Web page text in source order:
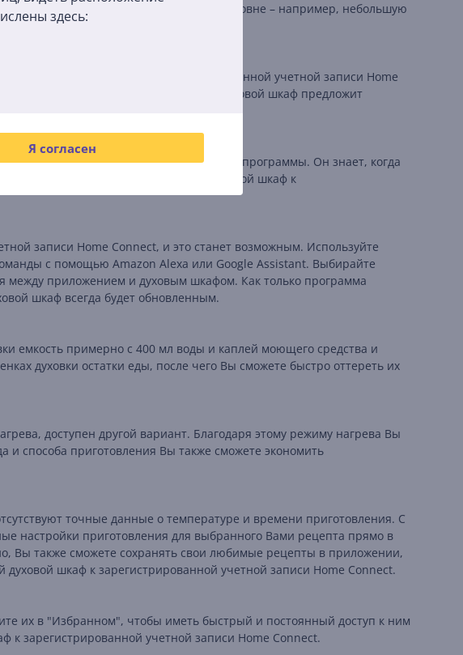
здесь:
Я согласен
Если Вы готовите на одном уровне – например, небольшую
свой духовой шкаф к зарегистрированной учетной записи Home
блюдо Вы хотите приготовить. Духовой шкаф предложит
удобная функция.
выключится по окончании программы. Он знает, когда
– просто подключите свой духовой шкаф к
записи Home Connect, и это станет возможным. Используйте
с помощью Amazon Alexa или Google Assistant. Выбирайте
между приложением и духовым шкафом. Как только программа
шкаф всегда будет обновленным.
емкость примерно с 400 мл воды и каплей моющего средства и
духовки остатки еды, после чего Вы сможете быстро оттереть их
доступен другой вариант. Благодаря этому режиму нагрева Вы
и способа приготовления Вы также сможете экономить
точные данные о температуре и времени приготовления. С
настройки приготовления для выбранного Вами рецепта прямо в
Вы также сможете сохранять свои любимые рецепты в приложении,
шкаф к зарегистрированной учетной записи Home Connect.
их в "Избранном", чтобы иметь быстрый и постоянный доступ к ним
к зарегистрированной учетной записи Home Connect.